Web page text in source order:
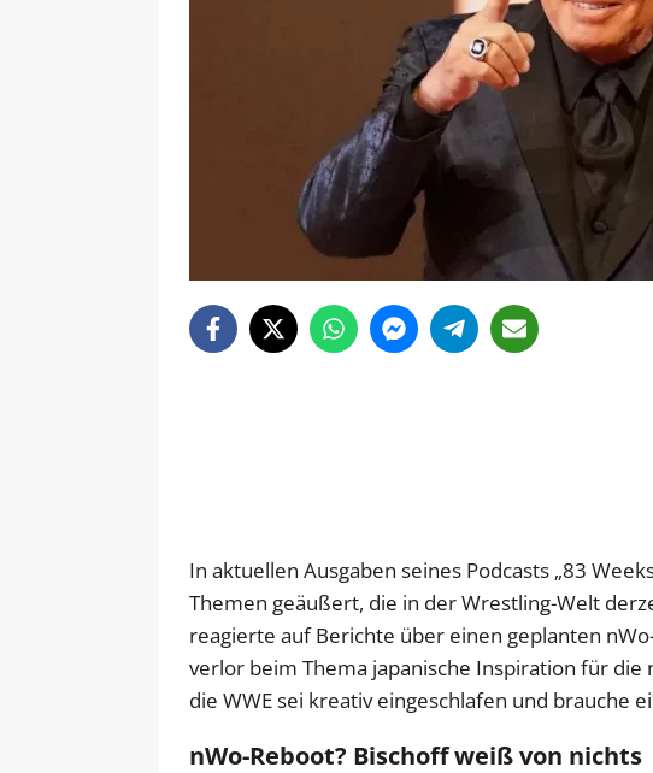
In aktuellen Ausgaben seines Podcasts „83
Themen geäußert, die in der Wrestling-Welt
reagierte auf Berichte über einen geplanten
verlor beim Thema japanische Inspiration für
die WWE sei kreativ eingeschlafen und brauche
nWo-Reboot? Bischoff weiß von nichts